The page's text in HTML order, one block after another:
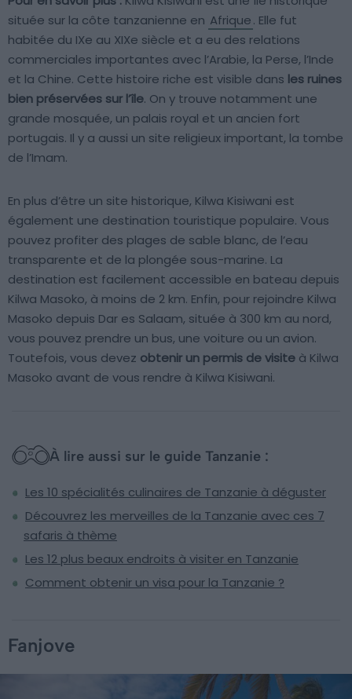
située sur la côte tanzanienne en Afrique. Elle fut
habitée du IXe au XIXe siècle et a eu des relations
commerciales importantes avec l’Arabie, la Perse, l’Inde
et la Chine. Cette histoire riche est visible dans les ruines
bien préservées sur l’île. On y trouve notamment une
grande mosquée, un palais royal et un ancien fort
portugais. Il y a aussi un site religieux important, la tombe
de l’Imam.
En plus d’être un site historique, Kilwa Kisiwani est
également une destination touristique populaire. Vous
pouvez profiter des plages de sable blanc, de l’eau
transparente et de la plongée sous-marine. La
destination est facilement accessible en bateau depuis
Kilwa Masoko, à moins de 2 km. Enfin, pour rejoindre Kilwa
Masoko depuis Dar es Salaam, située à 300 km au nord,
vous pouvez prendre un bus, une voiture ou un avion.
Toutefois, vous devez obtenir un permis de visite à Kilwa
Masoko avant de vous rendre à Kilwa Kisiwani.
À lire aussi sur le guide Tanzanie :
Les 10 spécialités culinaires de Tanzanie à déguster
Découvrez les merveilles de la Tanzanie avec ces 7
safaris à thème
Les 12 plus beaux endroits à visiter en Tanzanie
Comment obtenir un visa pour la Tanzanie ?
Fanjove